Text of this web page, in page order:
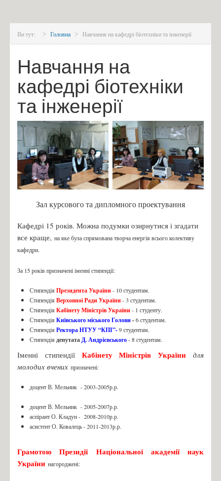
Політехнічний інститут Сетубалу (Калініна М.Ф.)
Положення про дистанційне навчання 2020
Наука
Аспірантура (PhD)
Теми дисертацій аспірантів
Наукові школи
Наукова робота
Публікації викладачів кафедри
Володарі почесних грантів
Дипломи з відзнакою
Лауреати грантів
Лауреати премій
Іменні стипендії
Патенти
Переможці конкурсів
Випускники кафедри, які захистили кандидатські дисертації
Захист диплому
Конференція
Вступ 2025
Інформація на сайті ПК (Бакалавр)
Інформація на сайті ФБТ (Бакалавр)
Розклад роботи/Етапи вступної кампанії
Каталог вступника (бакалавр)
Ви тут: Головна Навчання на кафедрі біотехніки та інженерії
Навчання на
кафедрі біотехніки
та інженерії
Зал курсового та дипломного проектування
Кафедрі 15 років. Можна подумки озирнутися і згадати
все краще, на яке була спрямована творча енергія всього колективу
кафедри.
За 15 років призначені іменні стипендії:
Стипендія Президента України- 10 студентам.
Стипендія Верховної Ради України- 3 студентам.
Стипендія Кабінету Міністрів України- 1 студенту.
Стипендія Київського міського Голови-6 студентам.
Стипендія Ректора НТУУ “КПІ”-9 студентам.
Стипендія депутатаД. Андрієвського- 8 студентам.
Іменні стипендії Кабінету Міністрів України
для
молодих вчених призначені:
доцент В. Мельник - 2003-2005р.р.
доцент В. Мельник - 2005-2007р.р.
аспірант О. Кладун - 2008-2010р.р.
асистент О. Ковалець - 2011-2013р.р.
Грамотою Президії Національної академії наук
України нагороджені: